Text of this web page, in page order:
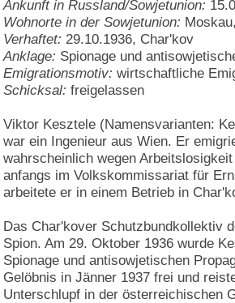
Ankunft in Russland/Sowjetunion:
Wohnorte in der Sowjetunion:
Verhaftet: 29.10.1936, Char'kov
Anklage: Spionage und
Emigrationsmotiv: wirtschaftliche
Schicksal: freigelassen
Viktor Kesztele (Namensvarianten:
war ein Ingenieur aus Wien. Er
wahrscheinlich wegen
anfangs im Volkskommissariat für
arbeitete er in einem Betrieb in
Das Char'kover Schutzbundkollektiv
Spion. Am 29. Oktober 1936 wurde
Spionage und antisowjetischen
Gelöbnis in Jänner 1937 frei und
Unterschlupf in der österreichischen